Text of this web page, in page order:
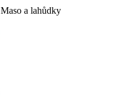
Maso a lahůdky